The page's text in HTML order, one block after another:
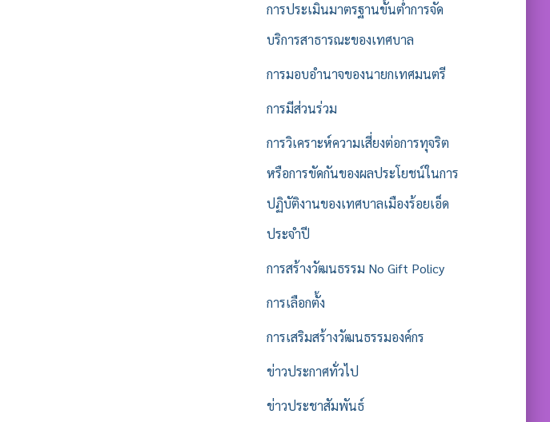
การประเมินมาตรฐานขั้นต่ำการจัด
บริการสาธารณะของเทศบาล
การมอบอำนาจของนายกเทศมนตรี
การมีส่วนร่วม
การวิเคราะห์ความเสี่ยงต่อการทุจริต
หรือการขัดกันของผลประโยชน์ในการ
ปฏิบัติงานของเทศบาลเมืองร้อยเอ็ด
ประจำปี
การสร้างวัฒนธรรม No Gift Policy
การเลือกตั้ง
การเสริมสร้างวัฒนธรรมองค์กร
ข่าวประกาศทั่วไป
ข่าวประชาสัมพันธ์